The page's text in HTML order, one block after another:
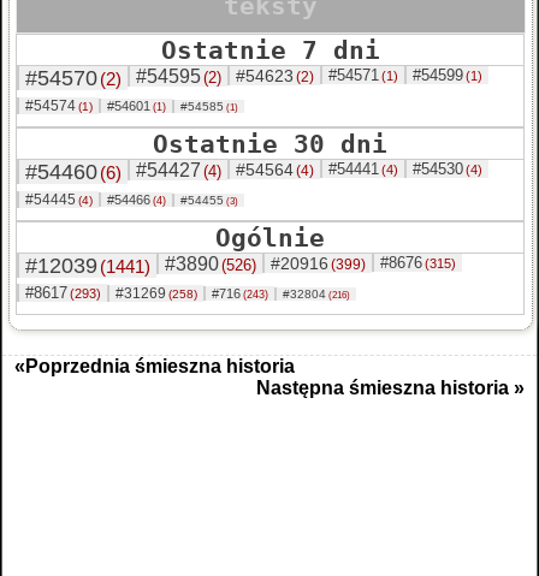
Ostatnie 7 dni
#54570(2) #54595(2) #54623 (2) #54571(1) #54599(1)
#54574(1) #54601 (1) #54585 (1)
Ostatnie 30 dni
#54460(6) #54427 (4) #54564(4) #54441(4) #54530(4)
#54445 (4) #54466 (4) #54455 (3)
Ogólnie
#12039(1441) #3890(526) #20916 (399) #8676(315)
#8617(293) #31269 (258) #716 (243) #32804 (216)
«Poprzednia śmieszna historia
Następna śmieszna historia »